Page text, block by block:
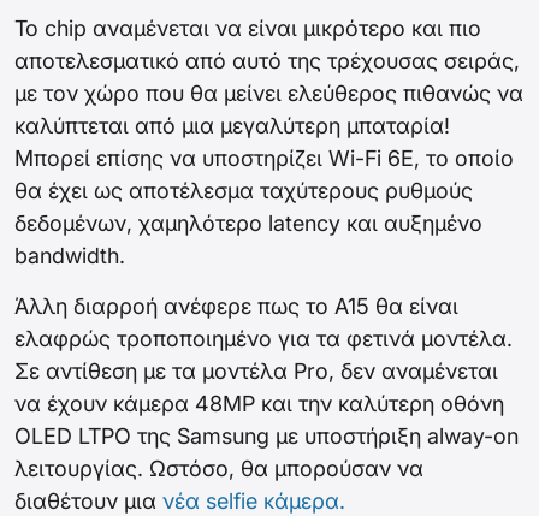
Το chip αναμένεται να είναι μικρότερο και πιο
αποτελεσματικό από αυτό της τρέχουσας σειράς,
με τον χώρο που θα μείνει ελεύθερος πιθανώς να
καλύπτεται από μια μεγαλύτερη μπαταρία!
Μπορεί επίσης να υποστηρίζει Wi-Fi 6E, το οποίο
θα έχει ως αποτέλεσμα ταχύτερους ρυθμούς
δεδομένων, χαμηλότερο latency και αυξημένο
bandwidth.
Άλλη διαρροή ανέφερε πως το A15 θα είναι
ελαφρώς τροποποιημένο για τα φετινά μοντέλα.
Σε αντίθεση με τα μοντέλα Pro, δεν αναμένεται
να έχουν κάμερα 48MP και την καλύτερη οθόνη
OLED LTPO της Samsung με υποστήριξη alway-on
λειτουργίας. Ωστόσο, θα μπορούσαν να
διαθέτουν μια νέα selfie κάμερα.